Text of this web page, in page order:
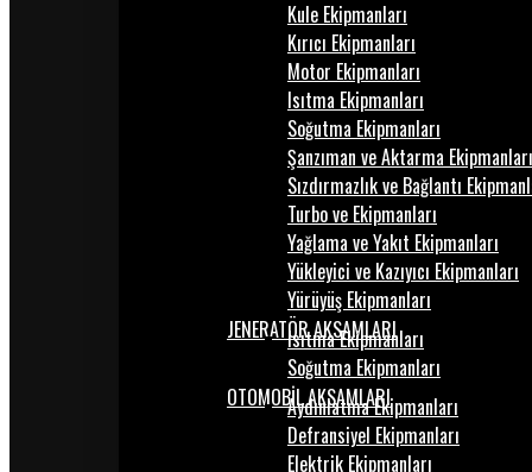
Kule Ekipmanları
Kırıcı Ekipmanları
Motor Ekipmanları
Isıtma Ekipmanları
Soğutma Ekipmanları
Şanzıman ve Aktarma Ekipmanları
Sızdırmazlık ve Bağlantı
Turbo ve Ekipmanları
Yağlama ve Yakıt Ekipmanları
Yükleyici ve Kazıyıcı Ekipmanları
Yürüyüş Ekipmanları
JENERATÖR AKSAMLARI
Isıtma Ekipmanları
Soğutma Ekipmanları
OTOMOBİL AKSAMLARI
Aydınlatma Ekipmanları
Defransiyel Ekipmanları
Elektrik Ekipmanları